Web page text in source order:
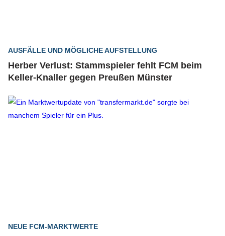
AUSFÄLLE UND MÖGLICHE AUFSTELLUNG
Herber Verlust: Stammspieler fehlt FCM beim
Keller-Knaller gegen Preußen Münster
NEUE FCM-MARKTWERTE